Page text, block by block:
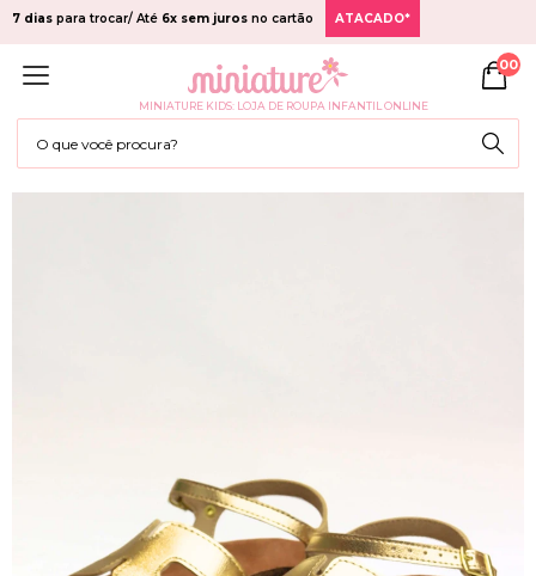
7 dias para trocar/ Até 6x sem juros no cartão ATACADO*
MINIATURE KIDS: LOJA DE ROUPA INFANTIL ONLINE
00